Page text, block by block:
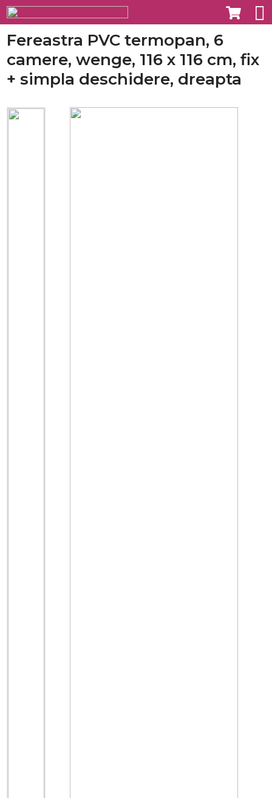
Fereastra PVC termopan, 6
camere, wenge, 116 x 116 cm, fix
+ simpla deschidere, dreapta